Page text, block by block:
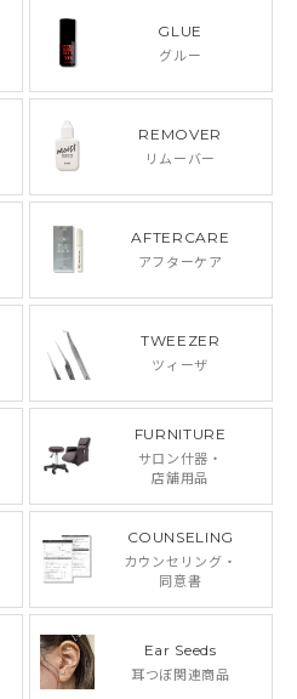
GLUE
グルー
REMOVER
リムーバー
AFTERCARE
アフターケア
TWEEZER
ツィーザ
FURNITURE
サロン什器・
店舗用品
COUNSELING
カウンセリング・
同意書
Ear Seeds
耳つぼ関連商品